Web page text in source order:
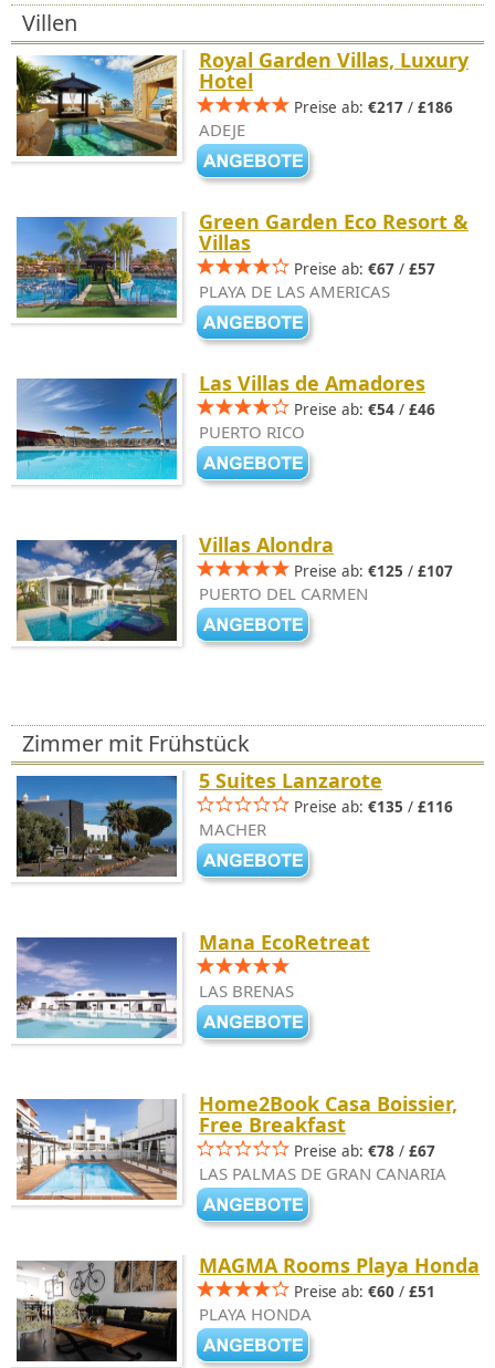
Villen
Royal Garden Villas, Luxury
Hotel
Preise ab: €217 / £186
ADEJE
Green Garden Eco Resort &
Villas
Preise ab: €67 / £57
PLAYA DE LAS AMERICAS
Las Villas de Amadores
Preise ab: €54 / £46
PUERTO RICO
Villas Alondra
Preise ab: €125 / £107
PUERTO DEL CARMEN
Zimmer mit Frühstück
5 Suites Lanzarote
Preise ab: €135 / £116
MACHER
Mana EcoRetreat
LAS BRENAS
Home2Book Casa Boissier,
Free Breakfast
Preise ab: €78 / £67
LAS PALMAS DE GRAN CANARIA
MAGMA Rooms Playa Honda
Preise ab: €60 / £51
PLAYA HONDA